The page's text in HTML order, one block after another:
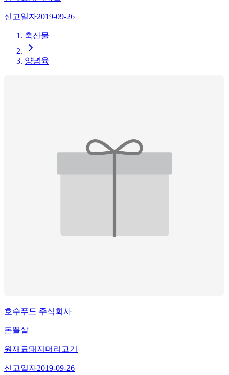
신고일자2019-09-26
축산물
양념육
호수푸드 주식회사
돈뽈살
원재료돼지머리고기
신고일자2019-09-26